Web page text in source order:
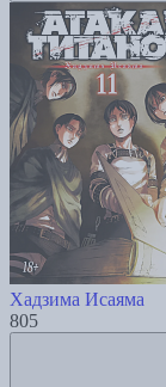
Хадзима Исаяма
805